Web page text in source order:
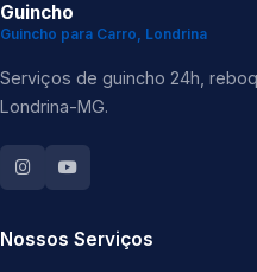
Guincho
Guincho para Carro, Londrina
Serviços de guincho 24h,
Londrina-MG.
Nossos Serviços